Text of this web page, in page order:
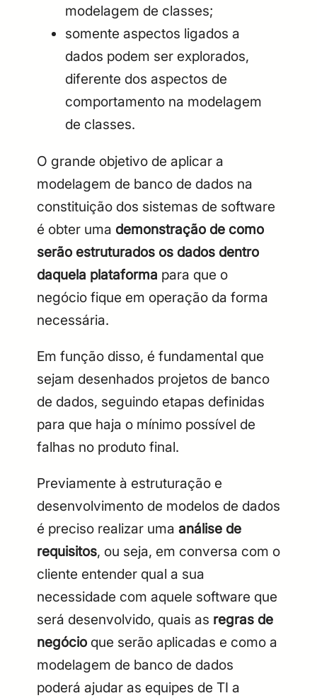
modelagem de classes;
somente aspectos ligados a
dados podem ser explorados,
diferente dos aspectos de
comportamento na modelagem
de classes.
O grande objetivo de aplicar a
modelagem de banco de dados na
constituição dos sistemas de software
é obter uma demonstração de como
serão estruturados os dados dentro
daquela plataforma para que o
negócio fique em operação da forma
necessária.
Em função disso, é fundamental que
sejam desenhados projetos de banco
de dados, seguindo etapas definidas
para que haja o mínimo possível de
falhas no produto final.
Previamente à estruturação e
desenvolvimento de modelos de dados
é preciso realizar uma análise de
requisitos, ou seja, em conversa com o
cliente entender qual a sua
necessidade com aquele software que
será desenvolvido, quais as regras de
negócio que serão aplicadas e como a
modelagem de banco de dados
poderá ajudar as equipes de TI a